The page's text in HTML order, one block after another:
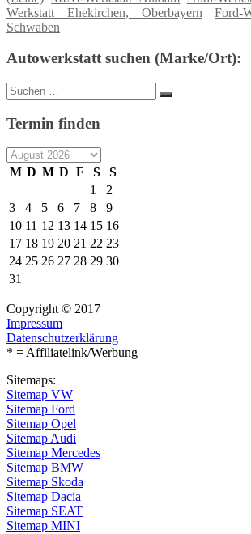
Werkstatt Ehekirchen, Oberbayern
Ford-
Schwaben
Autowerkstatt suchen (Marke/Ort):
Suche
nach:
Suchen
Termin finden
M D M D F S
S
1
2
3
4 5 6 7 8
9
10 11 12 13 14 15 16
17 18 19 20 21 22 23
24 25 26 27 28 29 30
31
Copyright © 2017
Impressum
Datenschutzerklärung
* = Affiliatelink/Werbung
Sitemaps:
Sitemap VW
Sitemap Ford
Sitemap Opel
Sitemap Audi
Sitemap Mercedes
Sitemap BMW
Sitemap Skoda
Sitemap Dacia
Sitemap SEAT
Sitemap MINI